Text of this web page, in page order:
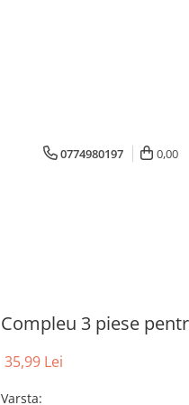
0774980197 0,00
Compleu 3 piese
35,99 Lei
Varsta: